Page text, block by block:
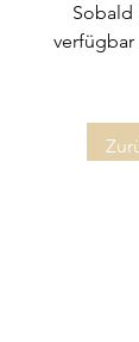
Sobald
verfügbar